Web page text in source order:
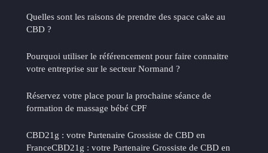
Quelles sont les raisons de prendre des space cake au
CBD ?
Pourquoi utiliser le référencement pour faire connaitre
votre entreprise sur le secteur Normand ?
Réservez votre place pour la prochaine séance de
formation de massage bébé CPF
CBD21g : votre Partenaire Grossiste de CBD en
FranceCBD21g : votre Partenaire Grossiste de CBD en